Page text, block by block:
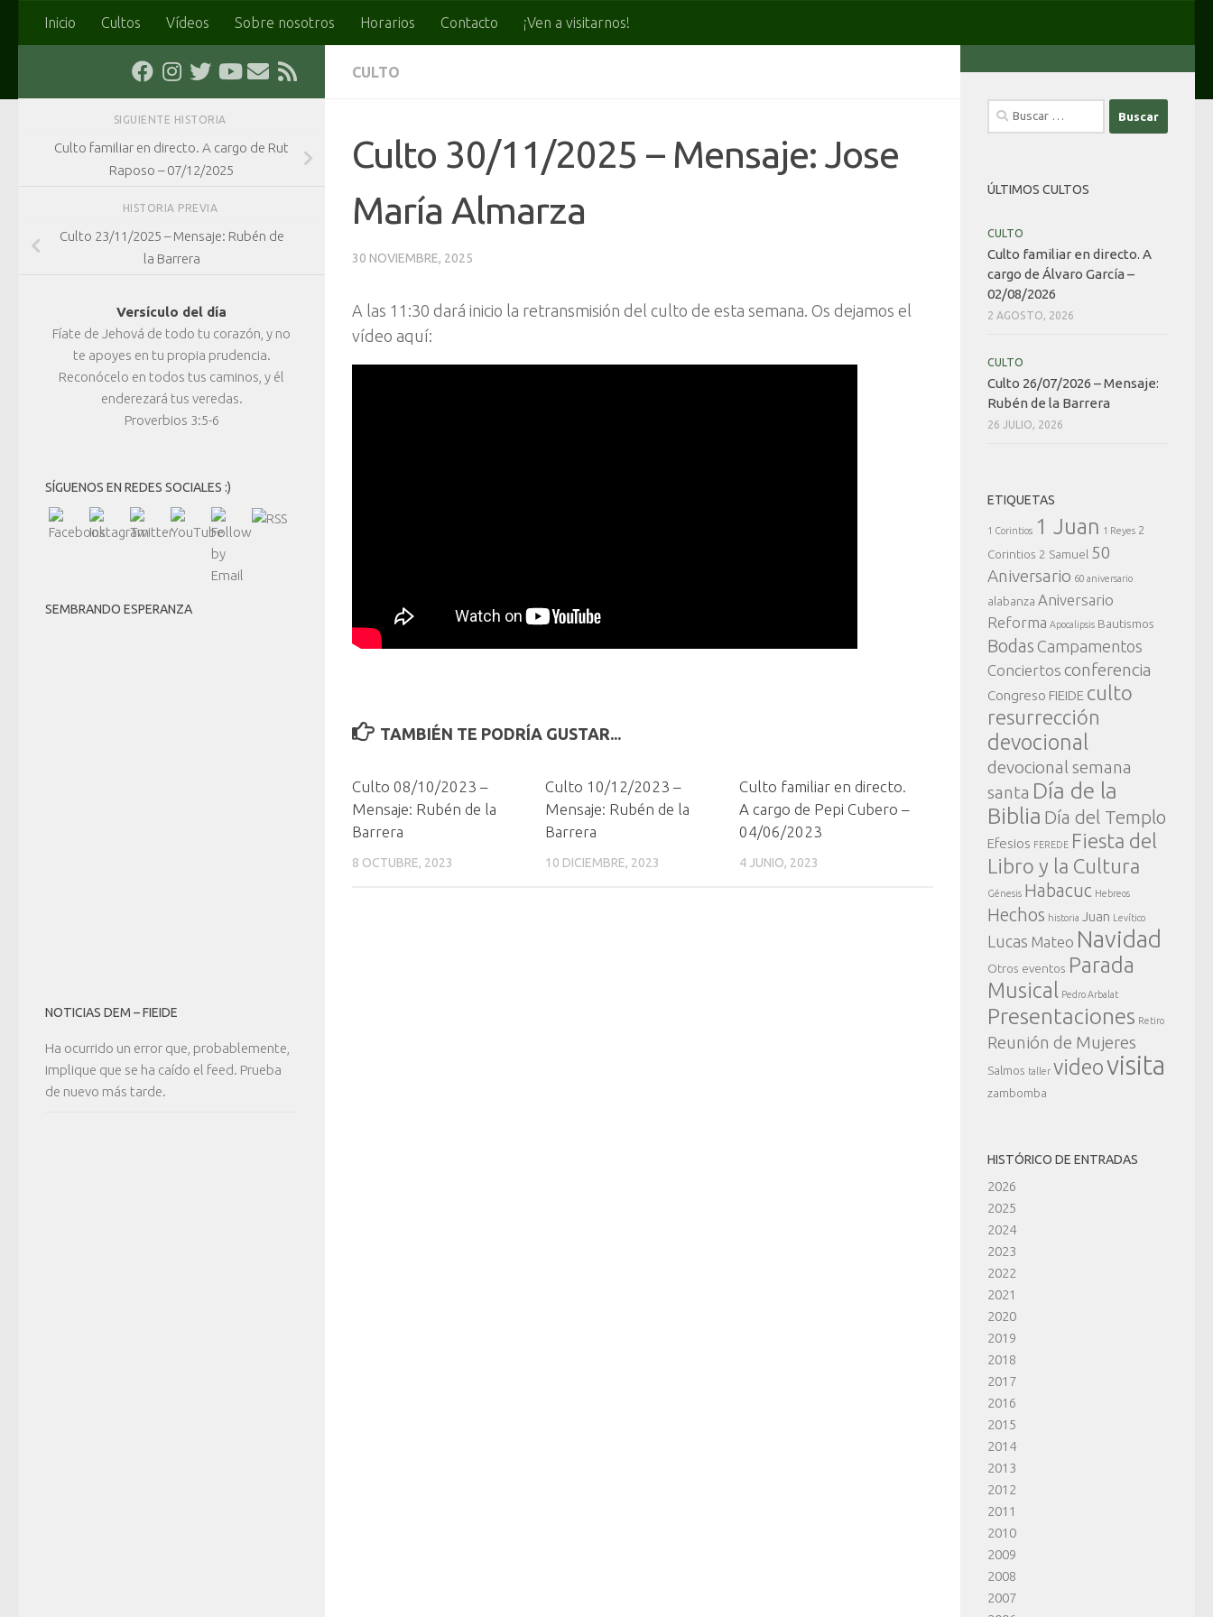
Saltar al contenido
Inicio Cultos Vídeos Sobre nosotros Horarios Contacto ¡Ven a visitarnos!
CULTO
Culto 30/11/2025 – Mensaje: Jose
María Almarza
30 NOVIEMBRE, 2025
A las 11:30 dará inicio la retransmisión del culto de esta semana. Os dejamos el
vídeo aquí:
TAMBIÉN TE PODRÍA GUSTAR...
Culto 08/10/2023 –
Mensaje: Rubén de la
Barrera
8 OCTUBRE, 2023
Culto 10/12/2023 –
Mensaje: Rubén de la
Barrera
10 DICIEMBRE, 2023
Culto familiar en directo.
A cargo de Pepi Cubero –
04/06/2023
4 JUNIO, 2023
SIGUIENTE HISTORIA
Culto familiar en directo. A cargo de Rut
Raposo – 07/12/2025
HISTORIA PREVIA
Culto 23/11/2025 – Mensaje: Rubén de
la Barrera
Versículo del día
Fíate de Jehová de todo tu corazón, y no
te apoyes en tu propia prudencia.
Reconócelo en todos tus caminos, y él
enderezará tus veredas.
Proverbios 3:5-6
SÍGUENOS EN REDES SOCIALES :)
SEMBRANDO ESPERANZA
NOTICIAS DEM – FIEIDE
Ha ocurrido un error que, probablemente,
implique que se ha caído el feed. Prueba
de nuevo más tarde.
Buscar:
ÚLTIMOS CULTOS
CULTO
Culto familiar en directo. A
cargo de Álvaro García –
02/08/2026
2 AGOSTO, 2026
CULTO
Culto 26/07/2026 – Mensaje:
Rubén de la Barrera
26 JULIO, 2026
ETIQUETAS
1 Corintios 1 Juan 1 Reyes 2
Corintios 2 Samuel 50
Aniversario 60 aniversario
alabanza Aniversario
Reforma Apocalipsis Bautismos
Bodas Campamentos
Conciertos conferencia
Congreso FIEIDE culto
resurrección
devocional
devocional semana
santa Día de la
Biblia Día del Templo
Efesios FEREDE Fiesta del
Libro y la Cultura
Génesis Habacuc Hebreos
Hechos historia Juan Levítico
Lucas Mateo Navidad
Otros eventos Parada
Musical
Pedro Arbalat
Presentaciones Retiro
Reunión de Mujeres
Salmos taller videovisita
zambomba
HISTÓRICO DE ENTRADAS
2026
2025
2024
2023
2022
2021
2020
2019
2018
2017
2016
2015
2014
2013
2012
2011
2010
2009
2008
2007